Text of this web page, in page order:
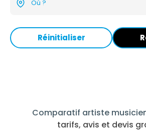
Réinitialiser
Comparatif artiste
tarifs, avis et devis